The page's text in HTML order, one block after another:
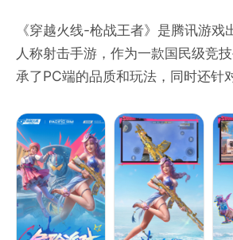
《穿越火线-枪战王者》是腾讯游戏
人称射击手游，作为一款国民级竞
承了PC端的品质和玩法，同时还针
感，让玩家随时随地体验极致射击
血，好玩就要一起玩。